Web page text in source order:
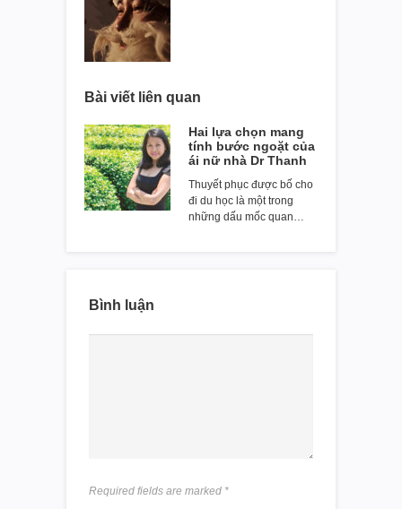
Bài viết liên quan
Hai lựa chọn mang
tính bước ngoặt của
ái nữ nhà Dr Thanh
Thuyết phục được bố cho
đi du học là một trong
những dấu mốc quan…
Bình luận
Required fields are marked *